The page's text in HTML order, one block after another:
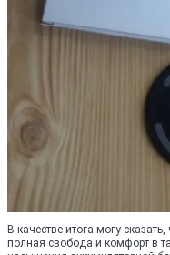
В качестве итога могу
полная свобода и комфорт в